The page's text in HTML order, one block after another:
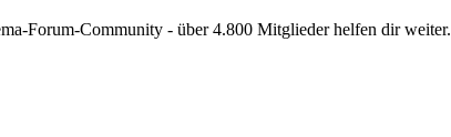
Forum-Community - über 4.800 Mitglieder helfen dir weiter.